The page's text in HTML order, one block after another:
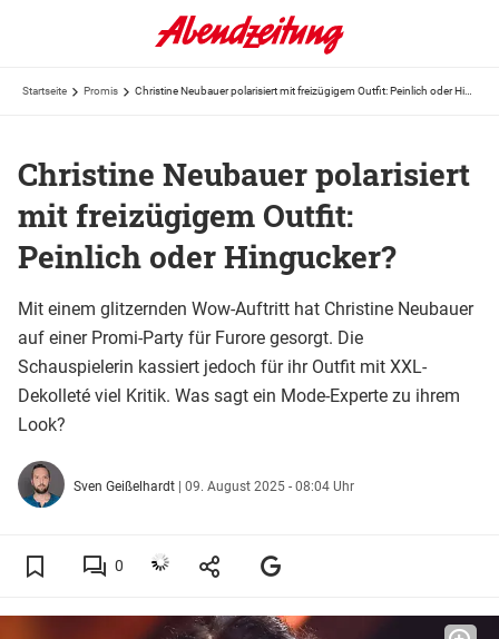
Startseite Promis
Christine Neubauer polarisiert
mit freizügigem Outfit:
Peinlich oder Hingucker?
Mit einem glitzernden Wow-Auftritt hat Christine Neubauer
auf einer Promi-Party für Furore gesorgt. Die
Schauspielerin kassiert jedoch für ihr Outfit mit XXL-
Dekolleté viel Kritik. Was sagt ein Mode-Experte zu ihrem
Look?
Sven Geißelhardt | 09. August 2025 - 08:04 Uhr
0